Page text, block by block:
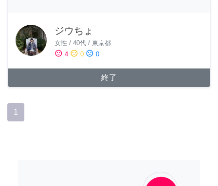
ジウちょ
女性 / 40代 / 東京都
sentiment_satisfied 4 sentiment_neutral 0 sentiment_dissatisfied 0
終了
1